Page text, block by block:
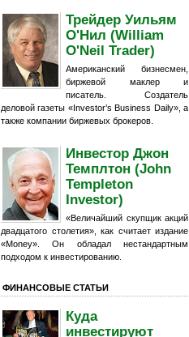
Трейдер Уильям
О'Нил (William
O'Neil Trader)
Американский бизнесмен,
биржевой маклер и
писатель. Создатель
деловой газеты «Investor’s Business Daily», а
также компании биржевых брокеров.
Инвестор Джон
Темплтон (John
Templeton
Investor)
«Величайший скупщик акций
двадцатого столетия», как считает издание
«Money». Он обладал нестандартным
подходом к инвестированию.
ФИНАНСОВЫЕ СТАТЬИ
Куда
инвестируют